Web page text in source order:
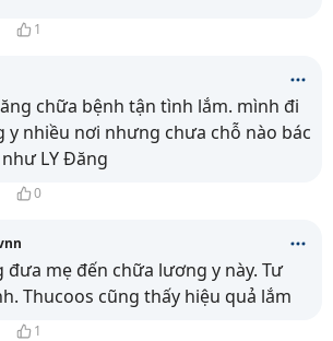
1
chữa bệnh tận tình lắm. mình đi
y nhiều nơi nhưng chưa chỗ nào bác
LY Đăng
0
đưa mẹ đến chữa lương y này. Tư
Thucoos cũng thấy hiệu quả lắm
1